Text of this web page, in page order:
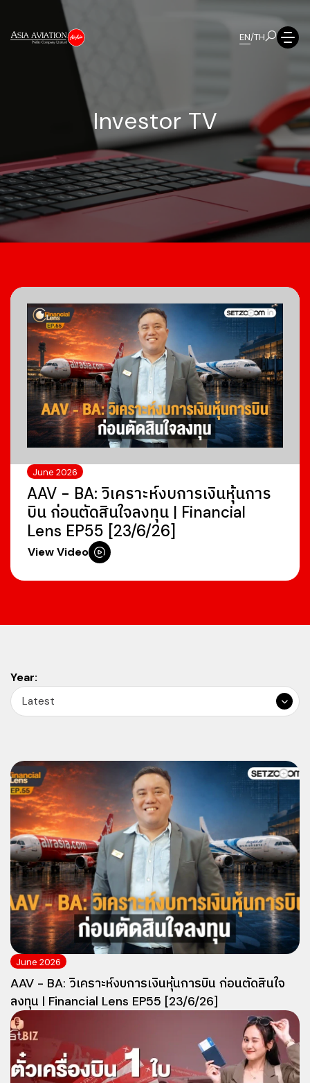
EN/TH
Investor TV
June 2026
AAV - BA: วิเคราะห์งบการเงินหุ้นการ
บิน ก่อนตัดสินใจลงทุน | Financial
Lens EP55 [23/6/26]
View Video
Year:
Latest
June 2026
AAV - BA: วิเคราะห์งบการเงินหุ้นการบิน ก่อนตัดสินใจ
ลงทุน | Financial Lens EP55 [23/6/26]